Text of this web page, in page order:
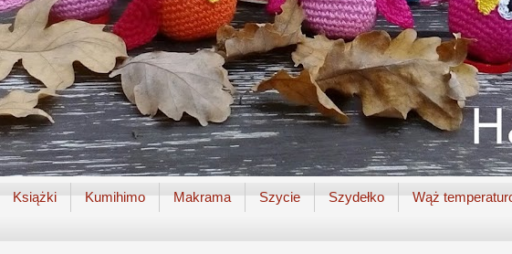
Książki Kumihimo Makrama Szycie Szydełko Wąż